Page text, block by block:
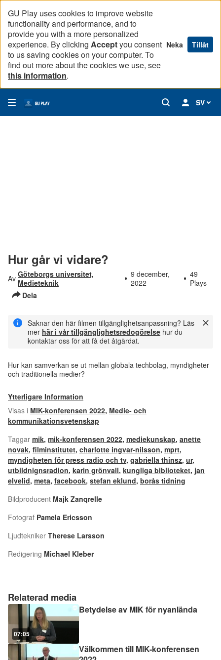
GU Play uses cookies to improve website
functionality and performance, and to
provide you with a more personalized
experience. By clicking Acceptyou consent
to us saving cookies on your computer. To
find out more about the cookies we use, see
this information.
Neka Tillåt
SV
Relaterad media
07:05
Betydelse av MIK för nyanlända
Välkommen till MIK-konferensen
Hur går vi vidare?
Av Göteborgs universitet,
Medieteknik
9 december,
2022
49
Plays
Dela
Saknar den här filmen tillgänglighetsanpassning? Läs
mer här i vår tillgänglighetsredogörelse hur du
kontaktar oss för att få det åtgärdat.
Hur kan samverkan se ut mellan globala techbolag, myndigheter
och traditionella medier?
Ytterligare Information
Visas i MIK-konferensen 2022, Medie- och
kommunikationsvetenskap
Taggar mik, mik-konferensen 2022, mediekunskap, anette
novak, filminstitutet, charlotte ingvar-nilsson, mprt,
myndigheten för press radio och tv, gabriella thinsz, ur,
utbildnignsradion, karin grönvall, kungliga biblioteket, jan
elvelid, meta, facebook, stefan eklund, borås tidning
Bildproducent Majk Zanqrelle
Fotograf Pamela Ericsson
Ljudtekniker Therese Larsson
Redigering Michael Kleber